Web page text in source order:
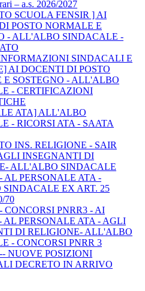
– a.s. 2026/2027
SCUOLA FENSIR ] AI
POSTO NORMALE E
- ALL'ALBO SINDACALE -
SINDACALI E
AI DOCENTI DI POSTO
E SOSTEGNO - ALL'ALBO
- CERTIFICAZIONI
ATA] ALL'ALBO
- RICORSI ATA - SAATA
INS. RELIGIONE - SAIR
INSEGNANTI DI
ALL'ALBO SINDACALE
AL PERSONALE ATA -
EX ART. 25
70
CONCORSI PNRR3 - AI
AL PERSONALE ATA - AGLI
DI RELIGIONE- ALL'ALBO
- CONCORSI PNRR 3
NUOVE POSIZIONI
DECRETO IN ARRIVO